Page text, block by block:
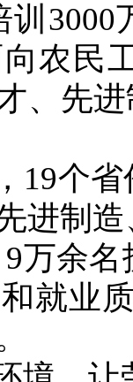
3000
农民
、先
19个
进制
万余
就业